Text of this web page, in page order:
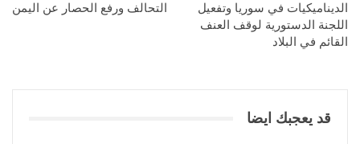
الديناميكيات في سوريا وتفعيل
اللجنة الدستورية لوقف العنف
القائم في البلاد
التحالف ورفع الحصار عن اليمن
قد يعجبك ايضا